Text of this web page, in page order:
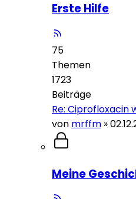
Erste Hilfe
75
Themen
1723
Beiträge
Re: Ciprofloxacin
von mrffm »
Meine